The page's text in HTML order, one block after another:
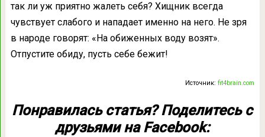
так ли уж приятно жалеть себя? Хищник всегда
чувствует слабого и нападает именно на него. Не зря
в народе говорят: «На обиженных воду возят».
Отпустите обиду, пусть себе бежит!
Источник:fit4brain.com
Понравилась статья? Поделитесь с
друзьями на Facebook: